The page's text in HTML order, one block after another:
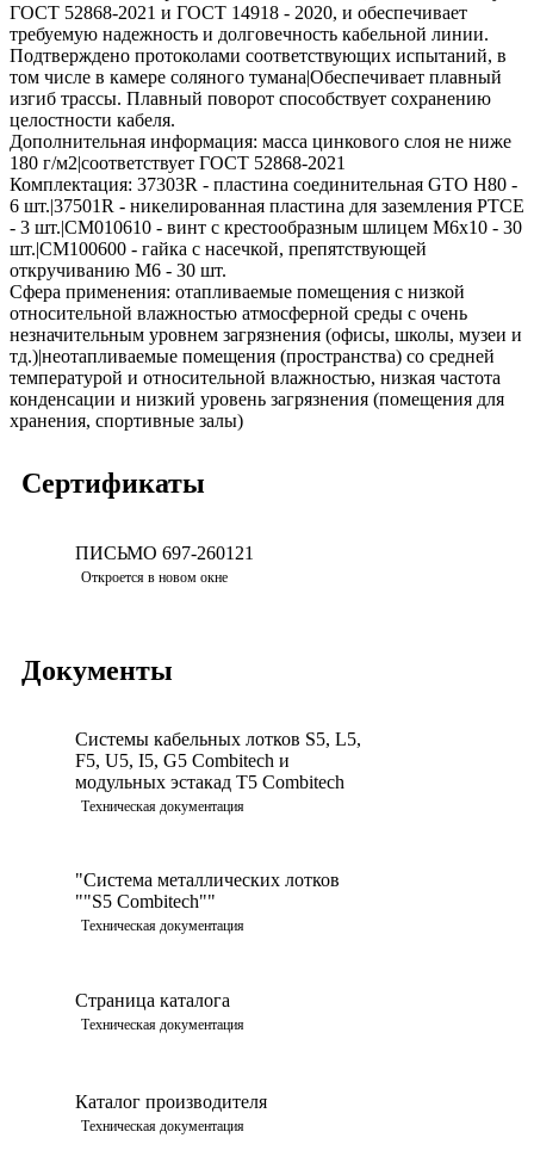
ГОСТ 52868-2021 и ГОСТ 14918 - 2020, и обеспечивает
требуемую надежность и долговечность кабельной линии.
Подтверждено протоколами соответствующих испытаний, в
том числе в камере соляного тумана|Обеспечивает плавный
изгиб трассы. Плавный поворот способствует сохранению
целостности кабеля.
Дополнительная информация: масса цинкового слоя не ниже
180 г/м2|cоответствует ГОСТ 52868-2021
Комплектация: 37303R - пластина соединительная GTO H80 -
6 шт.|37501R - никелированная пластина для заземления PTCE
- 3 шт.|CM010610 - винт с крестообразным шлицем М6х10 - 30
шт.|CM100600 - гайка с насечкой, препятствующей
откручиванию М6 - 30 шт.
Сфера применения: отапливаемые помещения с низкой
относительной влажностью атмосферной среды с очень
незначительным уровнем загрязнения (офисы, школы, музеи и
тд.)|неотапливаемые помещения (пространства) со средней
температурой и относительной влажностью, низкая частота
конденсации и низкий уровень загрязнения (помещения для
хранения, спортивные залы)
Сертификаты
ПИСЬМО 697-260121
Откроется в новом окне
Документы
Системы кабельных лотков S5, L5,
F5, U5, I5, G5 Combitech и
модульных эстакад T5 Combitech
Техническая документация
"Система металлических лотков
""S5 Combitech""
Техническая документация
Страница каталога
Техническая документация
Каталог производителя
Техническая документация